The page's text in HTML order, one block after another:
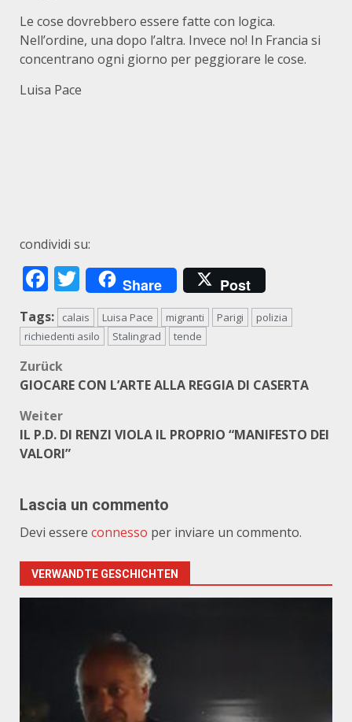
Le cose dovrebbero essere fatte con logica.
Nell’ordine, una dopo l’altra. Invece no! In Francia si
concentrano ogni giorno per peggiorare le cose.
Luisa Pace
condividi su:
Facebook
Twitter
Share Post
Tags: calais Luisa Pace migranti Parigi
polizia
richiedenti asilo
Stalingrad tende
Beitragsnavigation
Zurück
GIOCARE CON L’ARTE ALLA REGGIA DI CASERTA
Weiter
IL P.D. DI RENZI VIOLA IL PROPRIO “MANIFESTO DEI
VALORI”
Lascia un commento
Devi essere connesso per inviare un commento.
VERWANDTE GESCHICHTEN